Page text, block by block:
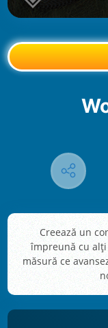
Creează un
împreună cu
măsură ce